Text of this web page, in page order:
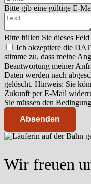
Bitte gib eine gültige E-
Bitte füllen Sie dieses Feld
Ich akzeptiere die
stimme zu, dass meine
Beantwortung meiner
Daten werden nach
gelöscht. Hinweis: Sie
Zukunft per E-Mail
Sie müssen den
Absenden
Wir freuen